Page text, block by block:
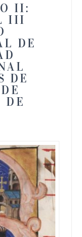
II:
III
DE
DE
DE